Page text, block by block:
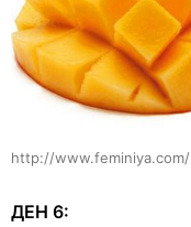
http://www.feminiya.com/
ДЕН 6: